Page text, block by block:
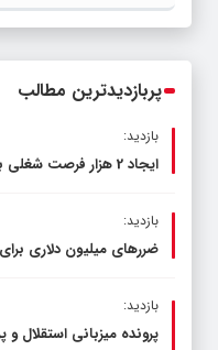
پربازدیدترین مطالب
بازدید:
ایجاد 2 هزار فرصت شغلی برای مددجویان طی ۵ سال گذشته
بازدید:
ضررهای میلیون دلاری
بازدید:
پرونده میزبانی استقلال